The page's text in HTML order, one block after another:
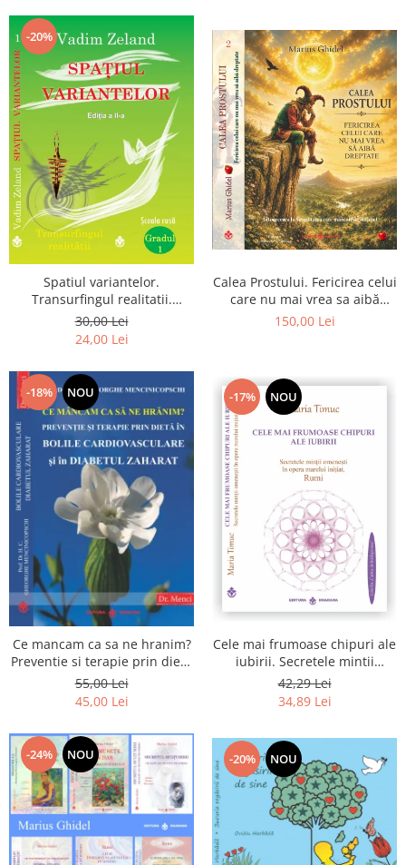
-20%
Spatiul variantelor.
Transurfingul realitatii.
Gradul 1. Cum sa ne
dezvoltam intuitia si sa ne
30,00 Lei
24,00 Lei
Calea Prostului. Fericirea celui
care nu mai vrea sa aibă
dreptate - Intoarcerea la
150,00 Lei
-18% NOU
Ce mancam ca sa ne hranim?
Preventie si terapie prin dieta
in bolile cardiovasculare si in
diabetul zaharat
55,00 Lei
45,00 Lei
-17% NOU
Cele mai frumoase chipuri ale
iubirii. Secretele mintii
omenesti in opera marelui
initiat, Rumi
42,29 Lei
34,89 Lei
-24% NOU -20% NOU